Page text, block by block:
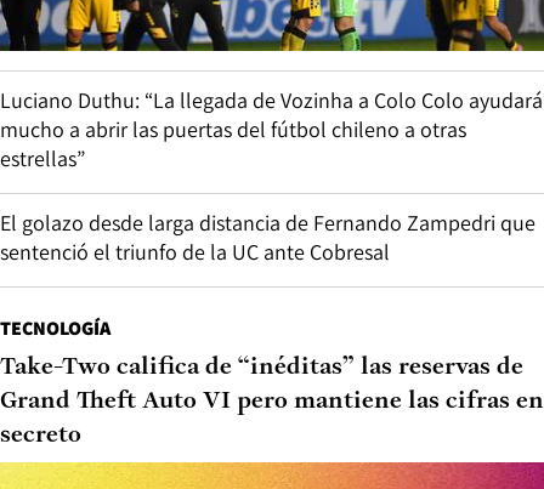
Luciano Duthu: “La llegada de Vozinha a Colo Colo ayudará
mucho a abrir las puertas del fútbol chileno a otras
estrellas”
El golazo desde larga distancia de Fernando Zampedri que
sentenció el triunfo de la UC ante Cobresal
TECNOLOGÍA
Take-Two califica de “inéditas” las reservas de
Grand Theft Auto VI pero mantiene las cifras en
secreto